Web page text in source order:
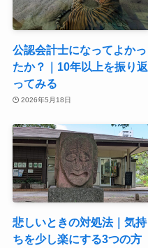
公認会計士になってよかっ
たか？｜10年以上を振り返
ってみる
2026年5月18日
悲しいときの対処法｜気持
ちを少し楽にする3つの方